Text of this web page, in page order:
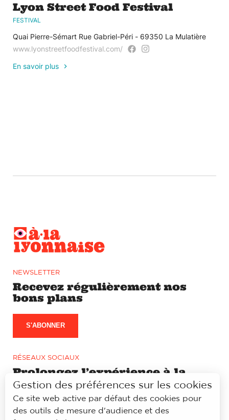
Lyon Street Food Festival
FESTIVAL
Quai Pierre-Sémart Rue Gabriel-Péri - 69350 La Mulatière
www.lyonstreetfoodfestival.com/
En savoir plus
NEWSLETTER
Recevez régulièrement nos
bons plans
S'ABONNER
RÉSEAUX SOCIAUX
Prolongez l’expérience à la
lyonnaise sur notre page
Facebook et Instagram
Gestion des préférences sur les cookies
Ce site web active par défaut des cookies pour
des outils de mesure d'audience et des